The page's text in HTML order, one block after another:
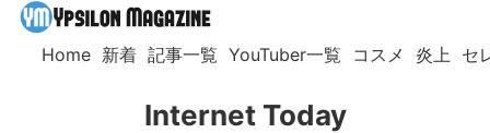
Home 新着 記事一覧 YouTuber一覧 コスメ 炎上 セ
Internet Today